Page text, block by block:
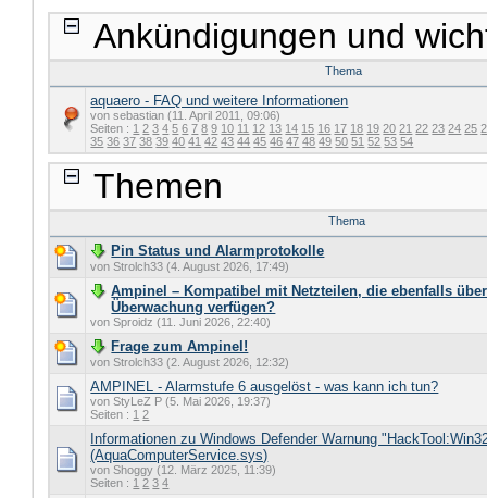
Ankündigungen und
Thema
aquaero - FAQ und weitere Informationen
von sebastian (11. April 2011, 09:06)
Seiten : 1 2 3 4 5 6 7 8 9 10 11 12 13 14 15 16 17 18 19 20 21 22 23 24 25
35 36 37 38 39 40 41 42 43 44 45 46 47 48 49 50 51 52 53 54
Themen
Thema
Pin Status und Alarmprotokolle
von Strolch33 (4. August 2026, 17:49)
Ampinel – Kompatibel mit Netzteilen, die ebenfalls
Überwachung verfügen?
von Sproidz (11. Juni 2026, 22:40)
Frage zum Ampinel!
von Strolch33 (2. August 2026, 12:32)
AMPINEL - Alarmstufe 6 ausgelöst - was kann ich tun?
von StyLeZ P (5. Mai 2026, 19:37)
Seiten : 1 2
Informationen zu Windows Defender Warnung
(AquaComputerService.sys)
von Shoggy (12. März 2025, 11:39)
Seiten : 1 2 3 4